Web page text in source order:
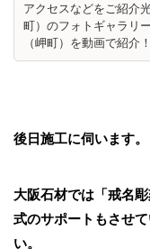
アクセスなどをご紹介
町）のフォトギャラリ
（岬町）を動画で紹介
後日施工に伺います。
大阪石材では「戒名
式のサポートもさせ
い。